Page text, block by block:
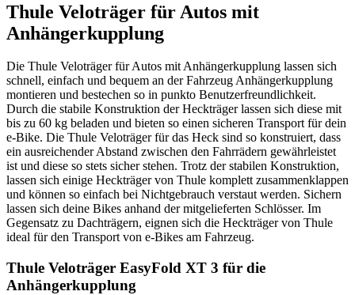
Thule Veloträger für Autos mit
Anhängerkupplung
Die Thule Veloträger für Autos mit Anhängerkupplung lassen sich
schnell, einfach und bequem an der Fahrzeug Anhängerkupplung
montieren und bestechen so in punkto Benutzerfreundlichkeit.
Durch die stabile Konstruktion der Heckträger lassen sich diese mit
bis zu 60 kg beladen und bieten so einen sicheren Transport für dein
e-Bike. Die Thule Veloträger für das Heck sind so konstruiert, dass
ein ausreichender Abstand zwischen den Fahrrädern gewährleistet
ist und diese so stets sicher stehen. Trotz der stabilen Konstruktion,
lassen sich einige Heckträger von Thule komplett zusammenklappen
und können so einfach bei Nichtgebrauch verstaut werden. Sichern
lassen sich deine Bikes anhand der mitgelieferten Schlösser. Im
Gegensatz zu Dachträgern, eignen sich die Heckträger von Thule
ideal für den Transport von e-Bikes am Fahrzeug.
Thule Veloträger EasyFold XT 3 für die
Anhängerkupplung